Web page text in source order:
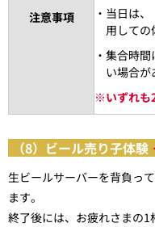
注意事項
・当日は
用しての
・集合時
い場合が
※いずれも
（8）ビール売り子体験
生ビールサーバーを背負っ
ます。
終了後には、お疲れさまの1